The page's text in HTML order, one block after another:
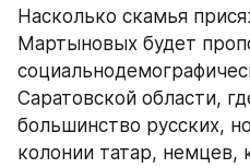
Насколько скамья
Мартыновых будет
Саратовской области,
большинство русских,
колонии татар, немцев,